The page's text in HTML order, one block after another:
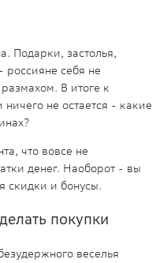
Подарки, застолья,
россияне себя не
В итоге к
не остается - какие
что вовсе не
денег. Наоборот - вы
скидки и бонусы.
покупки
веселья